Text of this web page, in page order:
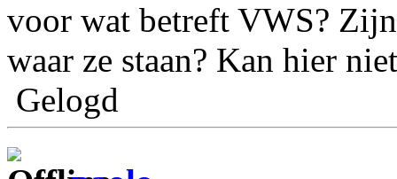
voor wat betreft VWS?
waar ze staan? Kan hier
Gelogd